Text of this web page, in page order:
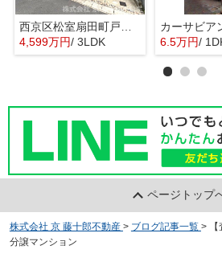
4,599万円/ 3LDK
カーサビア
6.5万円/
ページトップ
株式会社 京 藤十郎不動産 > ブログ記事一覧 >
分譲マンション